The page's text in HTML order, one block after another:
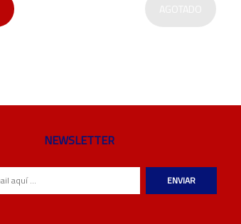
NEWSLETTER
ENVIAR